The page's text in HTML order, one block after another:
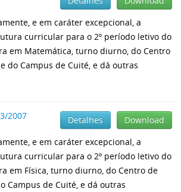
e em caráter excepcional, a
curricular para o 2º período letivo do
em Matemática, turno diurno, do Centro
do Campus de Cuité, e dá outras
3/2007 Download
Detalhes
e em caráter excepcional, a
curricular para o 2º período letivo do
em Física, turno diurno, do Centro de
Campus de Cuité, e dá outras